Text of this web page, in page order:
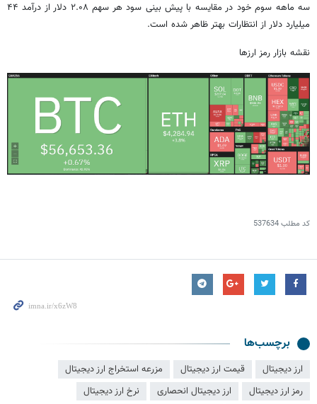
سه ماهه سوم خود در مقایسه با پیش بینی سود هر سهم ۲.۰۸ دلار از درآمد ۴۴
میلیارد دلار از انتظارات بهتر ظاهر شده است.
نقشه بازار رمز ارزها
کد مطلب537634
برچسب‌ها
ارز دیجیتال قیمت ارز دیجیتال
مزرعه استخراج ارز دیجیتال
رمز ارز دیجیتال
ارز دیجیتال انحصاری
نرخ ارز دیجیتال